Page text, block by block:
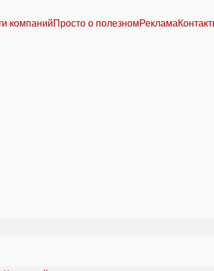
компанийПросто о полезномРеклама